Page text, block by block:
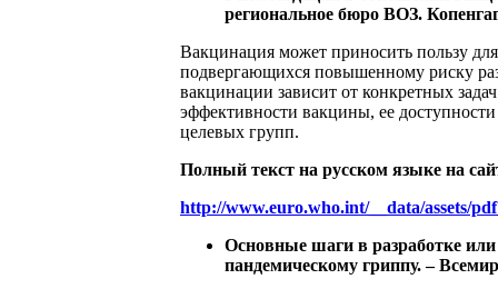
региональное бюро ВОЗ.
Вакцинация может приносить пользу
подвергающихся повышенному риску
вакцинации зависит от конкретных
эффективности вакцины, ее
целевых групп.
Полный текст на русском языке на
http://www.euro.who.int/__data/assets/
Основные шаги в разработке или
пандемическому гриппу. –